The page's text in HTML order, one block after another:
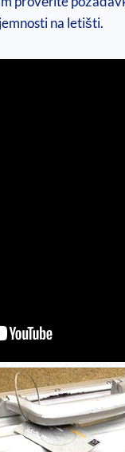
na letišti.